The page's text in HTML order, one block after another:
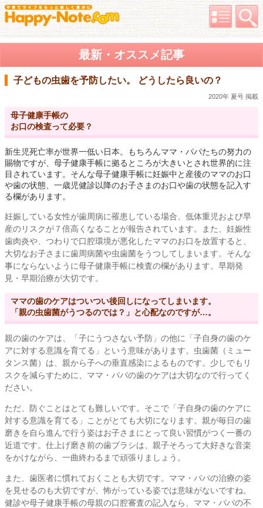
最新・オススメ記事
子どもの虫歯を予防したい。 どうしたら良いの？
2020年 夏号 掲載
母子健康手帳の
お口の検査って必要？
新生児死亡率が世界一低い日本。もちろんママ・パパたちの努力の
賜物ですが、母子健康手帳に拠るところが大きいとされ世界的に注
目されています。そんな母子健康手帳に妊娠中と産後のママのお口
や歯の状態、一歳児健診以降のお子さまのお口や歯の状態を記入す
る欄があります。
妊娠している女性が歯周病に罹患している場合、低体重児および早
産のリスクが７倍高くなることが報告されています。また、妊娠性
歯肉炎や、つわりで口腔環境が悪化したママのお口を放置すると、
大切なお子さまに歯周病菌や虫歯菌をうつしてしまいます。そんな
事にならないように母子健康手帳に検査の欄があります。早期発
見・早期治療が大切です。
ママの歯のケアはついつい後回しになってしまいます。
「親の虫歯菌がうつるのでは？」と心配なのですが…。
親の歯のケアは、「子にうつさない予防」の他に「子自身の歯のケ
アに対する意識を育てる」という意味があります。虫歯菌（ミュー
タンス菌）は、親から子への垂直感染によるものです。少しでもリ
スクを減らすために、ママ・パパの歯のケアは大切なので行ってく
ださい。
ただ、防ぐことはとても難しいです。そこで「子自身の歯のケアに
対する意識を育てる」ことがとても大切になります。親が毎日の歯
磨きを自ら進んで行う姿はお子さまにとって良い習慣がつく一番の
近道です。仕上げ磨き前の歯ブラシは、親子そろって大好きな音楽
をかけながら、一曲終わるまで頑張りましょう。
また、歯医者に慣れておくことも大切です。ママ・パパの治療の姿
を見せるのも大切ですが、怖がっている姿では意味がないですね。
健診や母子健康手帳の母親の口腔審査の記入なら、ママ・パパの不